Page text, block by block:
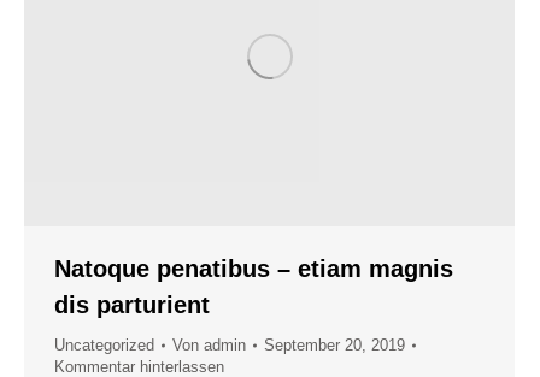
Natoque penatibus – etiam magnis
dis parturient
Uncategorized Von admin
September 20, 2019
Kommentar hinterlassen